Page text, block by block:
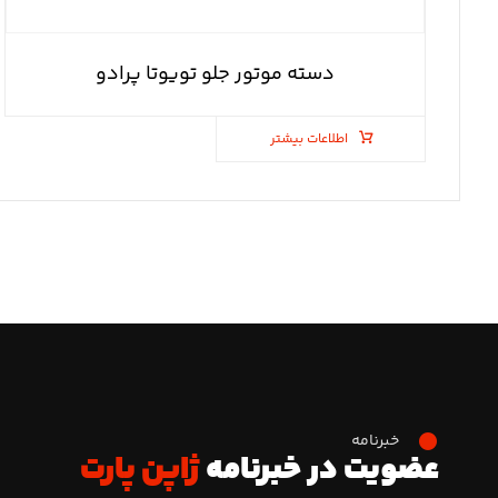
دسته موتور جلو تویوتا پرادو
اطلاعات بیشتر
خبرنامه
عضویت در خبرنامهژاپن پارت